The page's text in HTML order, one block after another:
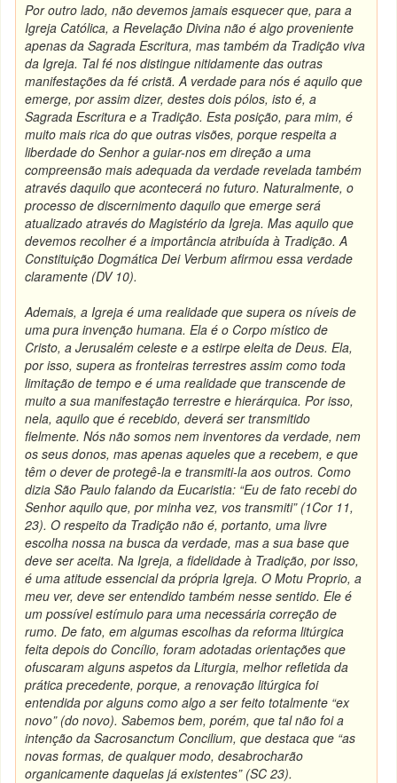
Por outro lado, não devemos jamais esquecer que, para a
Igreja Católica, a Revelação Divina não é algo proveniente
apenas da Sagrada Escritura, mas também da Tradição viva
da Igreja. Tal fé nos distingue nitidamente das outras
manifestações da fé cristã. A verdade para nós é aquilo que
emerge, por assim dizer, destes dois pólos, isto é, a
Sagrada Escritura e a Tradição. Esta posição, para mim, é
muito mais rica do que outras visões, porque respeita a
liberdade do Senhor a guiar-nos em direção a uma
compreensão mais adequada da verdade revelada também
através daquilo que acontecerá no futuro. Naturalmente, o
processo de discernimento daquilo que emerge será
atualizado através do Magistério da Igreja. Mas aquilo que
devemos recolher é a importância atribuída à Tradição. A
Constituição Dogmática Dei Verbum afirmou essa verdade
claramente (DV 10).
Ademais, a Igreja é uma realidade que supera os níveis de
uma pura invenção humana. Ela é o Corpo místico de
Cristo, a Jerusalém celeste e a estirpe eleita de Deus. Ela,
por isso, supera as fronteiras terrestres assim como toda
limitação de tempo e é uma realidade que transcende de
muito a sua manifestação terrestre e hierárquica. Por isso,
nela, aquilo que é recebido, deverá ser transmitido
fielmente. Nós não somos nem inventores da verdade, nem
os seus donos, mas apenas aqueles que a recebem, e que
têm o dever de protegê-la e transmiti-la aos outros. Como
dizia São Paulo falando da Eucaristia: “Eu de fato recebi do
Senhor aquilo que, por minha vez, vos transmiti” (1Cor 11,
23). O respeito da Tradição não é, portanto, uma livre
escolha nossa na busca da verdade, mas a sua base que
deve ser aceita. Na Igreja, a fidelidade à Tradição, por isso,
é uma atitude essencial da própria Igreja. O Motu Proprio, a
meu ver, deve ser entendido também nesse sentido. Ele é
um possível estímulo para uma necessária correção de
rumo. De fato, em algumas escolhas da reforma litúrgica
feita depois do Concílio, foram adotadas orientações que
ofuscaram alguns aspetos da Liturgia, melhor refletida da
prática precedente, porque, a renovação litúrgica foi
entendida por alguns como algo a ser feito totalmente “ex
novo” (do novo). Sabemos bem, porém, que tal não foi a
intenção da Sacrosanctum Concilium, que destaca que “as
novas formas, de qualquer modo, desabrocharão
organicamente daquelas já existentes” (SC 23).